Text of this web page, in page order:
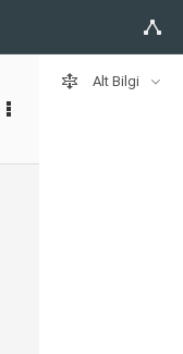
Alt Bilgi